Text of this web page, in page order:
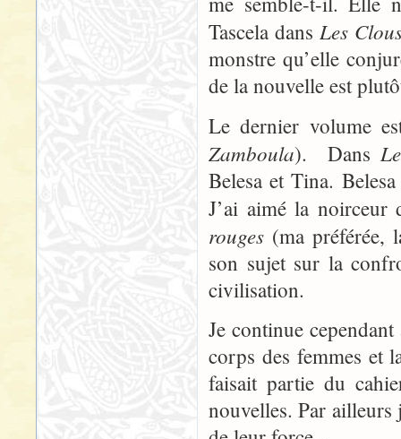
Tascela dans Les
monstre qu’elle
de la nouvelle est
Le dernier volume
Zamboula). Dans
Belesa et Tina.
J’ai aimé la noirceur
rouges (ma préférée,
son sujet sur la
civilisation.
Je continue
corps des femmes et
faisait partie du
nouvelles. Par